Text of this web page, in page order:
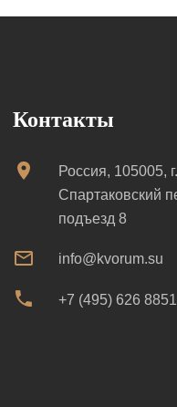
Контакты
Россия, 105005,
Спартаковский
подъезд 8
info@kvorum.su
+7 (495) 626 8851